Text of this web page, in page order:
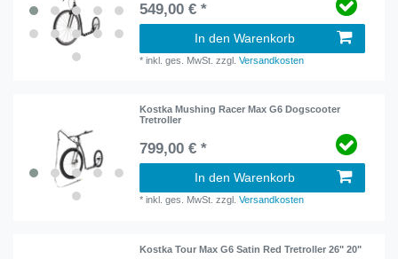
549,00 € *
In den Warenkorb
*inkl. ges. MwSt. zzgl.Versandkosten
Kostka Mushing Racer Max G6 Dogscooter
Tretroller
799,00 € *
In den Warenkorb
*inkl. ges. MwSt. zzgl.Versandkosten
Kostka Tour Max G6 Satin Red Tretroller 26" 20"